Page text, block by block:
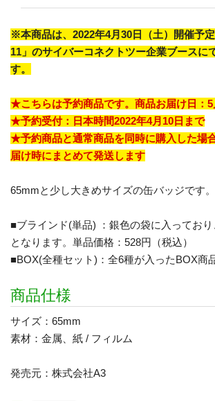
※本商品は、2022年4月30日（土）開催予
11」のサイバーコネクトツー企業ブースに
す。
★こちらは予約商品です。商品お届け日：5
★予約受付：日本時間2022年4月10日まで
★予約商品と通常商品を同時に購入した場
届け時にまとめて発送します
65mmと少し大きめサイズの缶バッジです。
■ブラインド(単品) ：銀色の袋に入ってお
となります。単品価格：528円（税込）
■BOX(全種セット)：全6種が入ったBOX商
商品仕様
サイズ：65mm
素材：金属、紙 / フィルム
発売元：株式会社A3